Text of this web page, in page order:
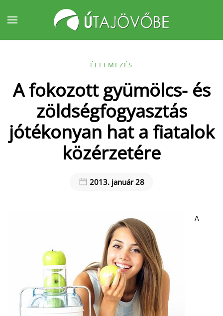
Fő tartalom átugrása
ÉLELMEZÉS
A fokozott gyümölcs- és
zöldségfogyasztás
jótékonyan hat a fiatalok
közérzetére
2013. január 28
A